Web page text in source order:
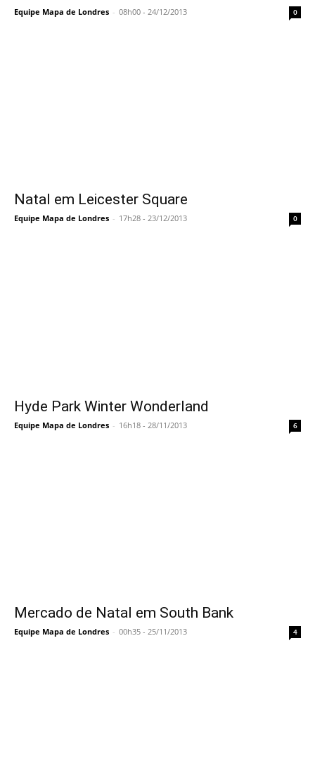
Equipe Mapa de Londres - 08h00 - 24/12/2013 0
Natal em Leicester Square
Equipe Mapa de Londres - 17h28 - 23/12/2013 0
Hyde Park Winter Wonderland
Equipe Mapa de Londres - 16h18 - 28/11/2013 6
Mercado de Natal em South Bank
Equipe Mapa de Londres - 00h35 - 25/11/2013 4